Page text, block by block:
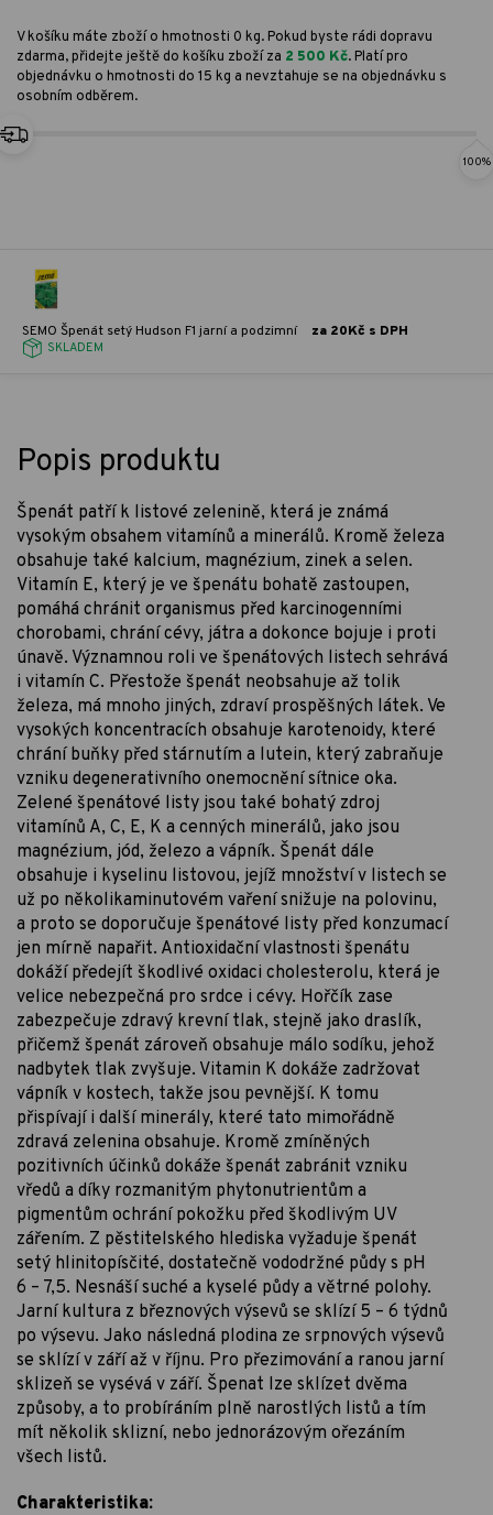
V košíku máte zboží o hmotnosti 0 kg. Pokud byste rádi dopravu
zdarma, přidejte ještě do košíku zboží za 2 500 Kč. Platí pro
objednávku o hmotnosti do 15 kg a nevztahuje se na objednávku s
osobním odběrem.
100%
SEMO Špenát setý Hudson F1 jarní a podzimní za 20Kč s DPH
SKLADEM
Popis produktu
Špenát patří k listové zelenině, která je známá
vysokým obsahem vitamínů a minerálů. Kromě železa
obsahuje také kalcium, magnézium, zinek a selen.
Vitamín E, který je ve špenátu bohatě zastoupen,
pomáhá chránit organismus před karcinogenními
chorobami, chrání cévy, játra a dokonce bojuje i proti
únavě. Významnou roli ve špenátových listech sehrává
i vitamín C. Přestože špenát neobsahuje až tolik
železa, má mnoho jiných, zdraví prospěšných látek. Ve
vysokých koncentracích obsahuje karotenoidy, které
chrání buňky před stárnutím a lutein, který zabraňuje
vzniku degenerativního onemocnění sítnice oka.
Zelené špenátové listy jsou také bohatý zdroj
vitamínů A, C, E, K a cenných minerálů, jako jsou
magnézium, jód, železo a vápník. Špenát dále
obsahuje i kyselinu listovou, jejíž množství v listech se
už po několikaminutovém vaření snižuje na polovinu,
a proto se doporučuje špenátové listy před konzumací
jen mírně napařit. Antioxidační vlastnosti špenátu
dokáží předejít škodlivé oxidaci cholesterolu, která je
velice nebezpečná pro srdce i cévy. Hořčík zase
zabezpečuje zdravý krevní tlak, stejně jako draslík,
přičemž špenát zároveň obsahuje málo sodíku, jehož
nadbytek tlak zvyšuje. Vitamin K dokáže zadržovat
vápník v kostech, takže jsou pevnější. K tomu
přispívají i další minerály, které tato mimořádně
zdravá zelenina obsahuje. Kromě zmíněných
pozitivních účinků dokáže špenát zabránit vzniku
vředů a díky rozmanitým phytonutrientům a
pigmentům ochrání pokožku před škodlivým UV
zářením. Z pěstitelského hlediska vyžaduje špenát
setý hlinitopísčité, dostatečně vododržné půdy s pH
6 – 7,5. Nesnáší suché a kyselé půdy a větrné polohy.
Jarní kultura z březnových výsevů se sklízí 5 – 6 týdnů
po výsevu. Jako následná plodina ze srpnových výsevů
se sklízí v září až v říjnu. Pro přezimování a ranou jarní
sklizeň se vysévá v září. Špenat lze sklízet dvěma
způsoby, a to probíráním plně narostlých listů a tím
mít několik sklizní, nebo jednorázovým ořezáním
všech listů.
Charakteristika: